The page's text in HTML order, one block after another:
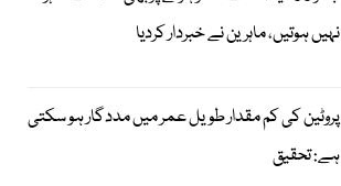
نہیں ہوتیں، ماہرین نے خبردار کردیا
پروٹین کی کم مقدار طویل عمر میں مددگار ہو سکتی
ہے: تحقیق